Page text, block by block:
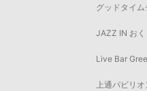
グッドタイ
JAZZ IN おく
Live Bar
上通パビリオ